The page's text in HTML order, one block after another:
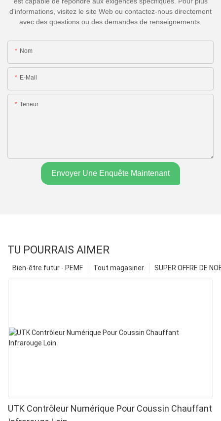
d'informations, visitez le site Web ou contactez-nous directement
avec des questions ou des demandes de renseignements.
Nom
E-Mail
Teneur
Envoyer Une Enquête Maintenant
TU POURRAIS AIMER
SUPER OFFRE DE
Tout magasiner
Bien-être futur - PEMF
UTK Contrôleur Numérique Pour Coussin Chauffant